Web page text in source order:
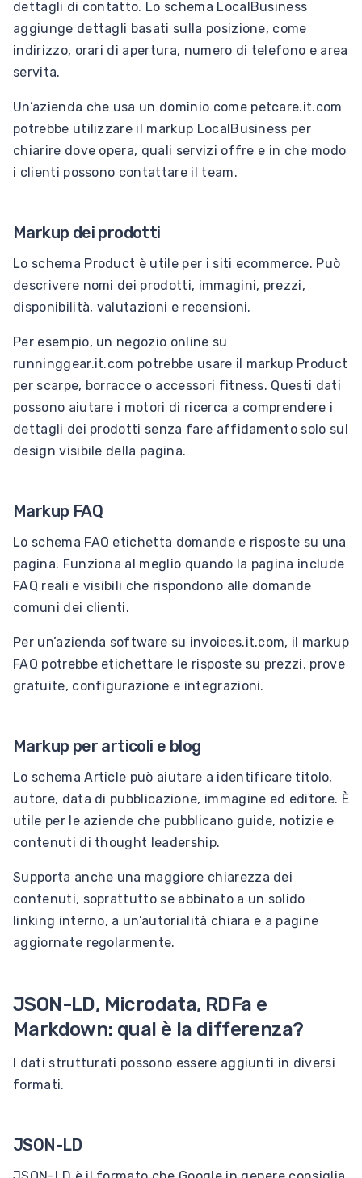
dettagli di contatto. Lo schema LocalBusiness
aggiunge dettagli basati sulla posizione, come
indirizzo, orari di apertura, numero di telefono e area
servita.
Un’azienda che usa un dominio come petcare.it.com
potrebbe utilizzare il markup LocalBusiness per
chiarire dove opera, quali servizi offre e in che modo
i clienti possono contattare il team.
Markup dei prodotti
Lo schema Product è utile per i siti ecommerce. Può
descrivere nomi dei prodotti, immagini, prezzi,
disponibilità, valutazioni e recensioni.
Per esempio, un negozio online su
runninggear.it.com potrebbe usare il markup Product
per scarpe, borracce o accessori fitness. Questi dati
possono aiutare i motori di ricerca a comprendere i
dettagli dei prodotti senza fare affidamento solo sul
design visibile della pagina.
Markup FAQ
Lo schema FAQ etichetta domande e risposte su una
pagina. Funziona al meglio quando la pagina include
FAQ reali e visibili che rispondono alle domande
comuni dei clienti.
Per un’azienda software su invoices.it.com, il markup
FAQ potrebbe etichettare le risposte su prezzi, prove
gratuite, configurazione e integrazioni.
Markup per articoli e blog
Lo schema Article può aiutare a identificare titolo,
autore, data di pubblicazione, immagine ed editore. È
utile per le aziende che pubblicano guide, notizie e
contenuti di thought leadership.
Supporta anche una maggiore chiarezza dei
contenuti, soprattutto se abbinato a un solido
linking interno, a un’autorialità chiara e a pagine
aggiornate regolarmente.
JSON-LD, Microdata, RDFa e
Markdown: qual è la differenza?
I dati strutturati possono essere aggiunti in diversi
formati.
JSON-LD